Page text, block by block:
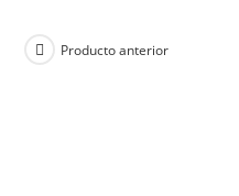
Producto anterior